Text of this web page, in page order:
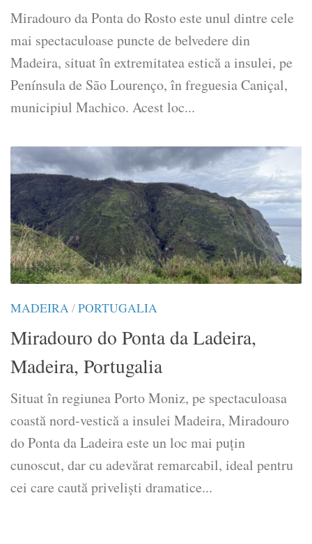
Miradouro da Ponta do Rosto este unul dintre cele
mai spectaculoase puncte de belvedere din
Madeira, situat în extremitatea estică a insulei, pe
Península de São Lourenço, în freguesia Caniçal,
municipiul Machico. Acest loc...
MADEIRA/PORTUGALIA
Miradouro do Ponta da Ladeira,
Madeira, Portugalia
Situat în regiunea Porto Moniz, pe spectaculoasa
coastă nord-vestică a insulei Madeira, Miradouro
do Ponta da Ladeira este un loc mai puțin
cunoscut, dar cu adevărat remarcabil, ideal pentru
cei care caută priveliști dramatice...